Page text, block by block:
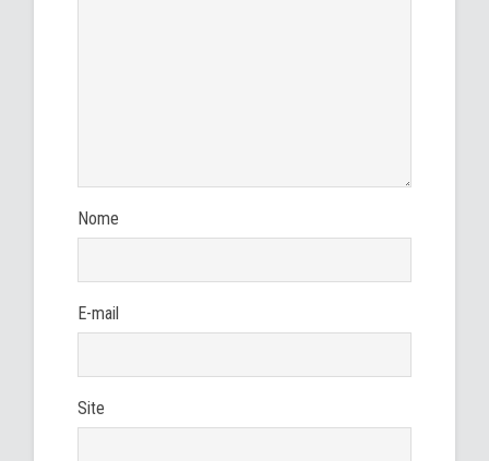
Nome
E-mail
Site